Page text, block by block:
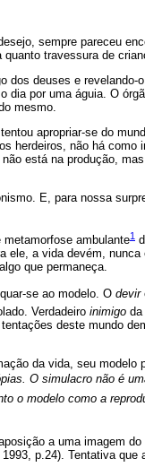
sempre pareceu
travessura de
dos deuses e revelando-
dia por uma águia. O
mesmo.
apropriar-se do
herdeiros, não há como
está na produção,
E, para nossa
ambulante1
ele, a vida devém, nunca
que permaneça.
se ao modelo. O devir
Verdadeiro inimigo da
deste mundo
da vida, seu modelo
O simulacro não é
o modelo como a
a uma imagem do
p.24). Tentativa que